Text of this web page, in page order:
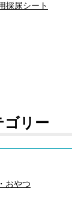
採尿シート
ゴリー
おやつ